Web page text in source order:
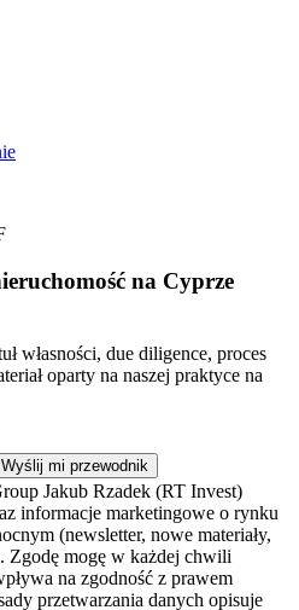
na Cyprze
własności, due diligence, proces
oparty na naszej praktyce na
Wyślij mi przewodnik
Jakub Rzadek (RT Invest)
informacje marketingowe o rynku
(newsletter, nowe materiały,
Zgodę mogę w każdej chwili
na zgodność z prawem
przetwarzania danych opisuje